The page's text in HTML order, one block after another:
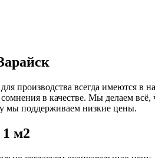
производства всегда имеются в
в качестве. Мы делаем
мы поддерживаем низкие цены.
м2